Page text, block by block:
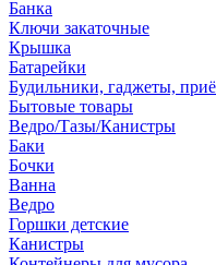
Банка
Ключи закаточные
Крышка
Батарейки
Будильники, гаджеты,
Бытовые товары
Ведро/Тазы/Канистры
Баки
Бочки
Ванна
Ведро
Горшки детские
Канистры